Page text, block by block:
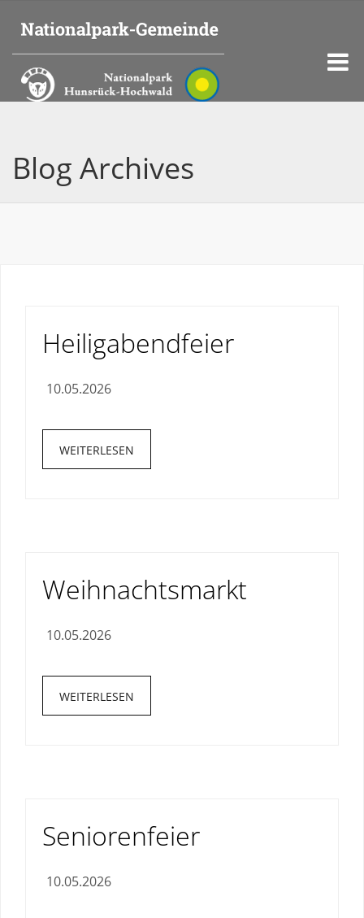
Blog Archives
Heiligabendfeier
10.05.2026
WEITERLESEN
Weihnachtsmarkt
10.05.2026
WEITERLESEN
Seniorenfeier
10.05.2026